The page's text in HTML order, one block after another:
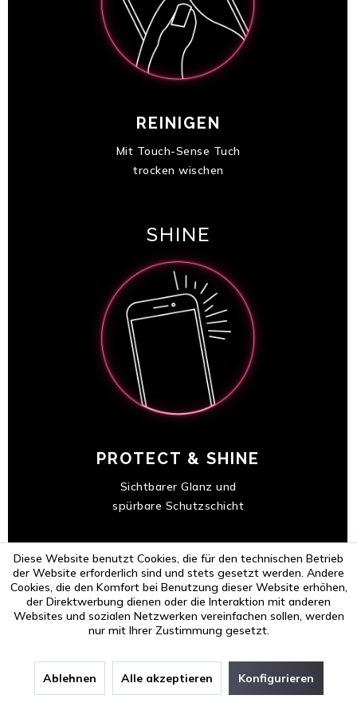
REINIGEN
Mit Touch-Sense Tuch
trocken wischen
SHINE
PROTECT & SHINE
Sichtbarer Glanz und
spürbare Schutzschicht
Das im Set enthaltene TouchSense Tuch
garantiert immer eine streifenfreie und
schonende Reinigung. Somit verleihst du
deinem TouchScreen das letzte Finish.
Diese Website benutzt Cookies, die für den technischen Betrieb
der Website erforderlich sind und stets gesetzt werden. Andere
Cookies, die den Komfort bei Benutzung dieser Website erhöhen,
der Direktwerbung dienen oder die Interaktion mit anderen
Websites und sozialen Netzwerken vereinfachen sollen, werden
nur mit Ihrer Zustimmung gesetzt.
Ablehnen Alle akzeptieren Konfigurieren